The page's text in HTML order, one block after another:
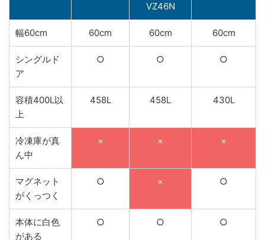
VZ46N
幅60cm 60cm 60cm 60cm
シングルド
ア
○ ○ ○
容積400L以
上
458L 458L 430L
冷凍庫が真
ん中
× × ×
マグネット
がくっつく
○ × ○
本体に白色
がある
○ ○ ○